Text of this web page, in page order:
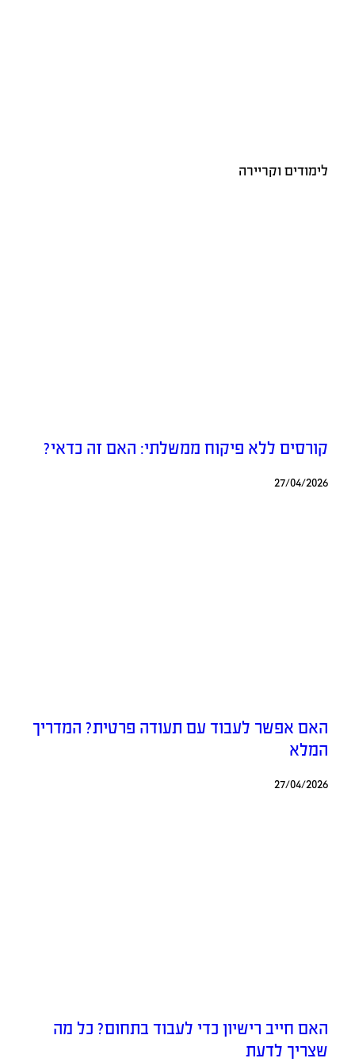
לימודים וקריירה
קורסים ללא פיקוח ממשלתי: האם זה כדאי?
27/04/2026
האם אפשר לעבוד עם תעודה פרטית? המדריך
המלא
27/04/2026
האם חייב רישיון כדי לעבוד בתחום? כל מה
שצריך לדעת